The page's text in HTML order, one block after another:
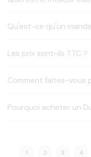
Qu'est-ce qu'un
Les prix sont-ils TTC ?
Comment faites-vous
Pourquoi acheter un
1 2 3 4